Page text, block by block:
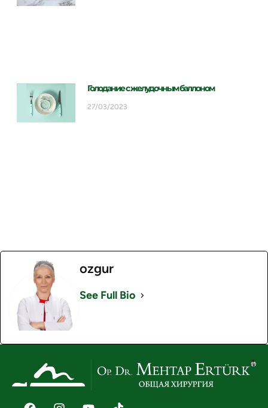
Голодание с желудочным баллоном
27/03/2023
ozgur
See Full Bio